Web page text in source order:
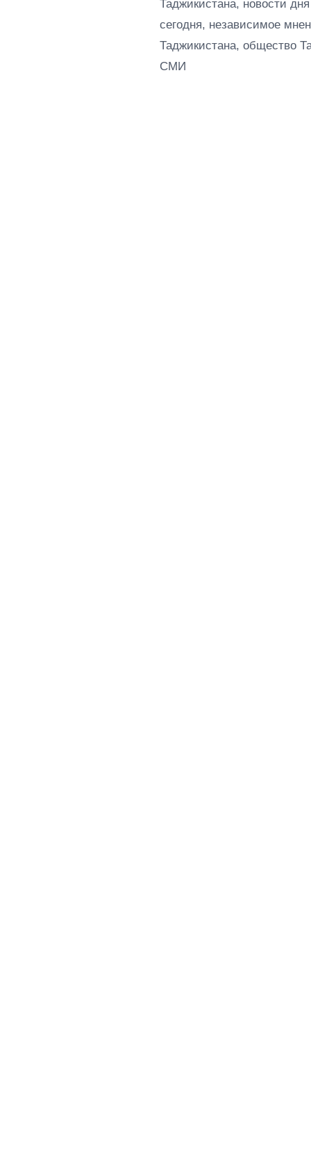
Таджикистана, новости
сегодня, независимое
Таджикистана, общество
СМИ